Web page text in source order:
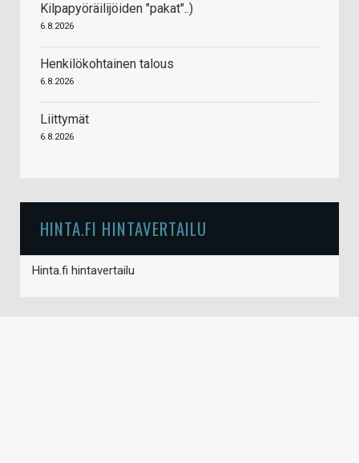
Kilpapyöräilijöiden "pakat"..)
6.8.2026
Henkilökohtainen talous
6.8.2026
Liittymät
6.8.2026
HINTA.FI HINTAVERTAILU
Hinta.fi hintavertailu